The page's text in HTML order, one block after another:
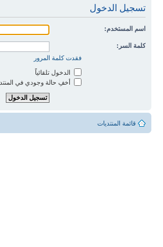
تسجيل الدخول
اسم المستخدم:
كلمة السر:
فقدت كلمة المرور
الدخول تلقائياً
أخفِ حالة وجودي في
قائمة المنتديات